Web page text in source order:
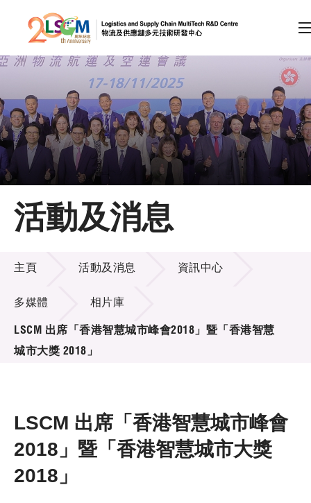
跳到內容（按回車鍵）
會員登入
A A EN 繁 简
主頁
關於LSCM
技術商品化
項目及資助計劃
活動及消息
活動
新聞中心
資訊中心
活動及消息
活動及消息
主頁 活動及消息 資訊中心
多媒體 相片庫
LSCM 出席「香港智慧城市峰會2018」暨「香港智慧
城市大獎 2018」
LSCM 出席「香港智慧城市峰會
2018」暨「香港智慧城市大獎
2018」